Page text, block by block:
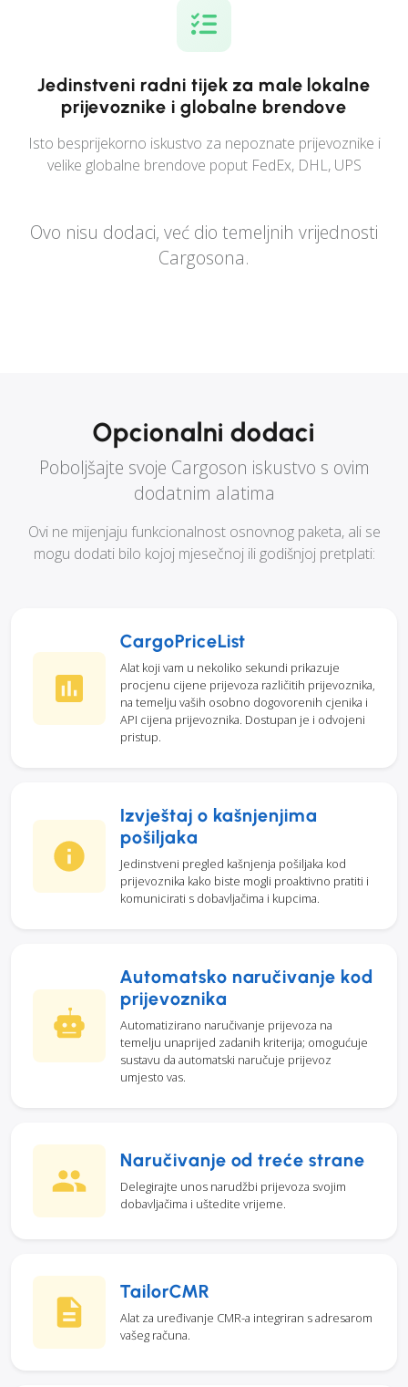
Jedinstveni radni tijek za male lokalne
prijevoznike i globalne brendove
Isto besprijekorno iskustvo za nepoznate prijevoznike i
velike globalne brendove poput FedEx, DHL, UPS
Ovo nisu dodaci, već dio temeljnih vrijednosti
Cargosona.
Opcionalni dodaci
Poboljšajte svoje Cargoson iskustvo s ovim
dodatnim alatima
Ovi ne mijenjaju funkcionalnost osnovnog paketa, ali se
mogu dodati bilo kojoj mjesečnoj ili godišnjoj pretplati:
CargoPriceList
Alat koji vam u nekoliko sekundi prikazuje
procjenu cijene prijevoza različitih prijevoznika,
na temelju vaših osobno dogovorenih cjenika i
API cijena prijevoznika. Dostupan je i odvojeni
pristup.
Izvještaj o kašnjenjima
pošiljaka
Jedinstveni pregled kašnjenja pošiljaka kod
prijevoznika kako biste mogli proaktivno pratiti i
komunicirati s dobavljačima i kupcima.
Automatsko naručivanje kod
prijevoznika
Automatizirano naručivanje prijevoza na
temelju unaprijed zadanih kriterija; omogućuje
sustavu da automatski naručuje prijevoz
umjesto vas.
Naručivanje od treće strane
Delegirajte unos narudžbi prijevoza svojim
dobavljačima i uštedite vrijeme.
TailorCMR
Alat za uređivanje CMR-a integriran s adresarom
vašeg računa.